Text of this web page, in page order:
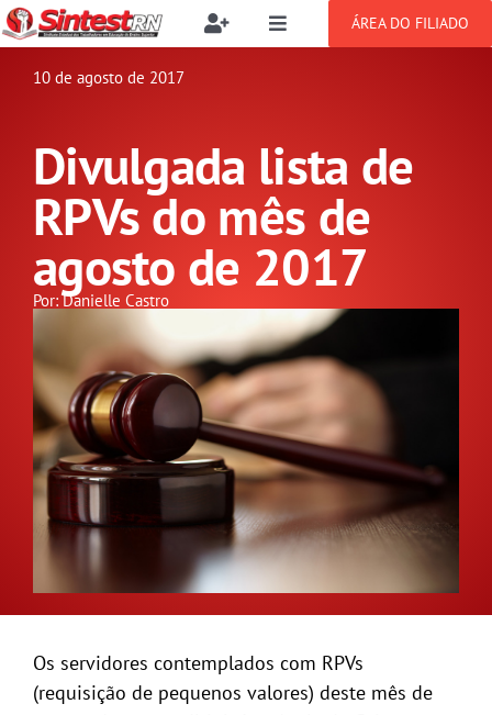
Ir
para
Toggle
Buscar
resultados
Filie-se
Benefícios
Setor jurídico
Toggle
SOBRE
NOTÍCIAS
PUBLICAÇÕES
CONGRESSOS
GREVE
DOCUMENTOS
GALERIA
ÁREA DO FILIADO
10 de agosto de 2017
Divulgada lista de
RPVs do mês de
agosto de 2017
Por: Danielle Castro
Os servidores contemplados com RPVs
(requisição de pequenos valores) deste mês de